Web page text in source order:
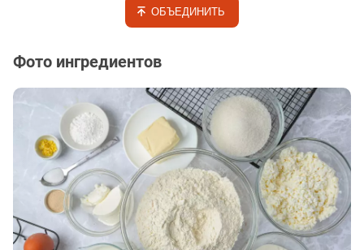
ОБЪЕДИНИТЬ
Фото ингредиентов